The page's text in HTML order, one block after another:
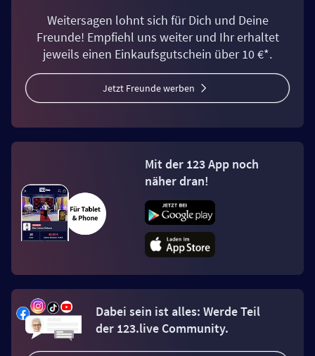
Weitersagen lohnt sich für Dich und Deine
Freunde! Empfiehl uns weiter und Ihr erhaltet
jeweils einen Einkaufsgutschein über 10 €*.
Jetzt Freunde werben
Mit der 123 App noch
näher dran!
Dabei sein ist alles: Werde Teil
der 123.live Community.